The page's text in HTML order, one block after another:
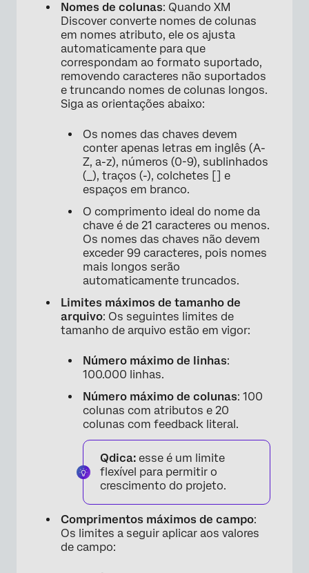
Nomes de colunas: Quando XM
Discover converte nomes de colunas
em nomes atributo, ele os ajusta
automaticamente para que
correspondam ao formato suportado,
removendo caracteres não suportados
e truncando nomes de colunas longos.
Siga as orientações abaixo:
Os nomes das chaves devem
conter apenas letras em inglês (A-
Z, a-z), números (0-9), sublinhados
(_), traços (-), colchetes [] e
espaços em branco.
O comprimento ideal do nome da
chave é de 21 caracteres ou menos.
Os nomes das chaves não devem
exceder 99 caracteres, pois nomes
mais longos serão
automaticamente truncados.
Limites máximos de tamanho de
arquivo: Os seguintes limites de
tamanho de arquivo estão em vigor:
Número máximo de linhas:
100.000 linhas.
Número máximo de colunas: 100
colunas com atributos e 20
colunas com feedback literal.
Qdica: esse é um limite
flexível para permitir o
crescimento do projeto.
Comprimentos máximos de campo:
Os limites a seguir aplicar aos valores
de campo: